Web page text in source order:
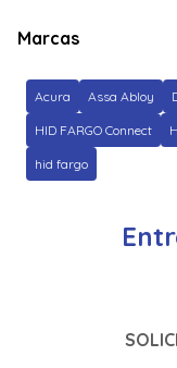
Marcas
Acura Assa Abloy
HID FARGO Connect
hid fargo